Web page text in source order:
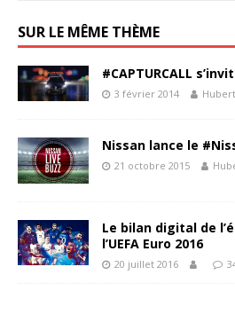
SUR LE MÊME THÈME
#CAPTURCALL
3 février 2014
Nissan lance le
21 octobre 2015
Le bilan digital de
l’UEFA Euro 2016
20 juillet 2016